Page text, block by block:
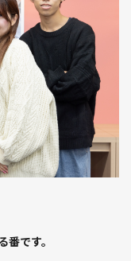
です。